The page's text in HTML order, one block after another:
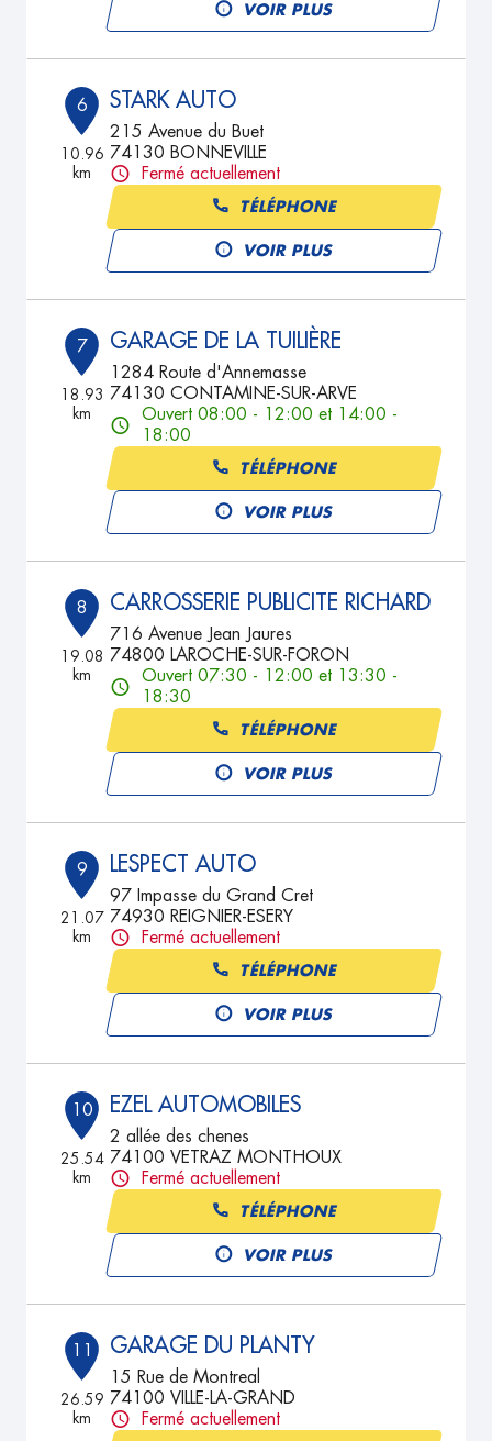
VOIR PLUS
6
10.96
km
STARK AUTO
215 Avenue du Buet
74130 BONNEVILLE
Fermé actuellement
TÉLÉPHONE
VOIR PLUS
7
18.93
km
GARAGE DE LA TUILIÈRE
1284 Route d'Annemasse
74130 CONTAMINE-SUR-ARVE
Ouvert 08:00 - 12:00 et 14:00 -
18:00
TÉLÉPHONE
VOIR PLUS
8
19.08
km
CARROSSERIE PUBLICITE RICHARD
716 Avenue Jean Jaures
74800 LAROCHE-SUR-FORON
Ouvert 07:30 - 12:00 et 13:30 -
18:30
TÉLÉPHONE
VOIR PLUS
9
21.07
km
LESPECT AUTO
97 Impasse du Grand Cret
74930 REIGNIER-ESERY
Fermé actuellement
TÉLÉPHONE
VOIR PLUS
10
25.54
km
EZEL AUTOMOBILES
2 allée des chenes
74100 VETRAZ MONTHOUX
Fermé actuellement
TÉLÉPHONE
VOIR PLUS
11
26.59
km
GARAGE DU PLANTY
15 Rue de Montreal
74100 VILLE-LA-GRAND
Fermé actuellement